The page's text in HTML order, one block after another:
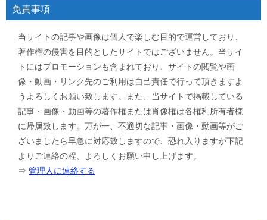
免責事項
当サイトの記事や画像は個人で楽しむ目的で運営しており、
著作権の侵害を目的としたサイトではございません。当サイ
トにはプロモーションも含まれており、サイトの閲覧や画
像・動画・リンク先のご利用は自己責任で行って頂きますよ
うよろしくお願い致します。また、当サイトで掲載している
記事・画像・動画等の著作権または肖像権は各権利所有者様
に帰属致します。万が一、不適切な記事・画像・動画等がご
ざいましたら早急に対応致しますので、恐れ入りますが下記
よりご連絡の程、よろしくお願い申し上げます。
⇒ 管理人に連絡する